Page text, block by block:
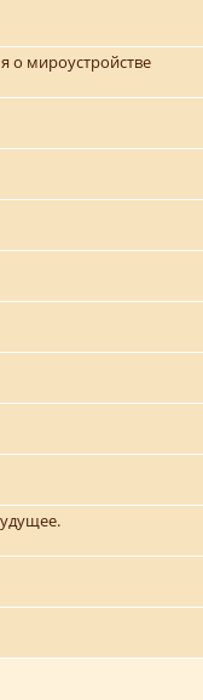
о мироустройстве